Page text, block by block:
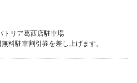
トリア葛西店駐車場
料駐車割引券を差し上げます。